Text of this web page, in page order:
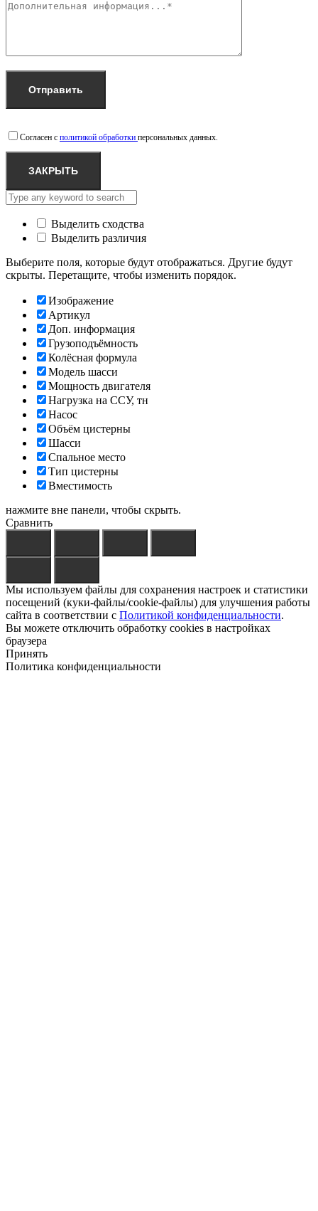
Согласен с политикой обработки персональных данных.
ЗАКРЫТЬ
Выделить сходства
Выделить различия
Выберите поля, которые будут отображаться. Другие будут
скрыты. Перетащите, чтобы изменить порядок.
Изображение
Артикул
Доп. информация
Грузоподъёмность
Колёсная формула
Модель шасси
Мощность двигателя
Нагрузка на ССУ, тн
Насос
Объём цистерны
Шасси
Спальное место
Тип цистерны
Вместимость
нажмите вне панели, чтобы скрыть.
Сравнить
Мы используем файлы для сохранения настроек и статистики
посещений (куки-файлы/cookie-файлы) для улучшения работы
сайта в соответствии с Политикой конфиденциальности.
Вы можете отключить обработку cookies в настройках
браузера
Принять
Политика конфиденциальности